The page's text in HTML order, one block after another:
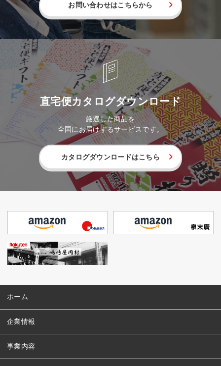
お問い合わせはこちらから
直宅便カタログダウンロード
厳選した商品を
全国にお届けするサービスです。
カタログダウンロードはこちら
ホーム
企業情報
事業内容